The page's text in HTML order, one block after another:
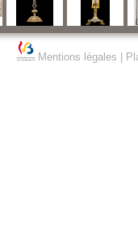
Mentions légales